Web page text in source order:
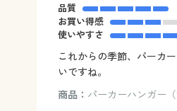
品質
お買い得感
使いやすさ
これからの季節、パーカ
いですね。
商品： パーカーハンガー